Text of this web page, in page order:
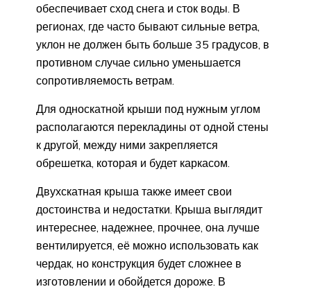
обеспечивает сход снега и сток воды. В
регионах, где часто бывают сильные ветра,
уклон не должен быть больше 35 градусов, в
противном случае сильно уменьшается
сопротивляемость ветрам.
Для односкатной крыши под нужным углом
располагаются перекладины от одной стены
к другой, между ними закрепляется
обрешетка, которая и будет каркасом.
Двухскатная крыша также имеет свои
достоинства и недостатки. Крыша выглядит
интереснее, надежнее, прочнее, она лучше
вентилируется, её можно использовать как
чердак, но конструкция будет сложнее в
изготовлении и обойдется дороже. В